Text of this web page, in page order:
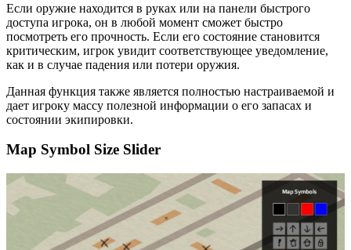
Если оружие находится в руках или на панели быстрого
доступа игрока, он в любой момент сможет быстро
посмотреть его прочность. Если его состояние становится
критическим, игрок увидит соответствующее уведомление,
как и в случае падения или потери оружия.
Данная функция также является полностью настраиваемой и
дает игроку массу полезной информации о его запасах и
состоянии экипировки.
Map Symbol Size Slider